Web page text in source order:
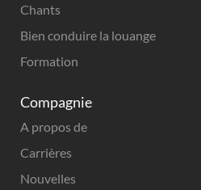
Chants
Bien conduire la louange
Formation
Compagnie
A propos de
Carrières
Nouvelles